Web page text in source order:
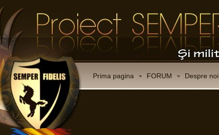
Prima pagina FORUM Despre noi